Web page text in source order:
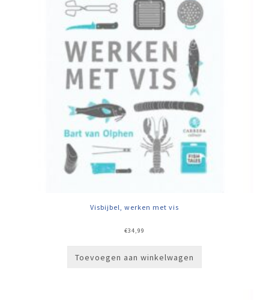
Visbijbel, werken met vis
€34,99
Toevoegen aan winkelwagen